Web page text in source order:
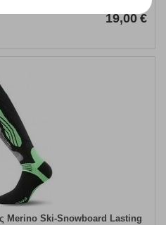
19,00 €
Merino Ski-Snowboard Lasting